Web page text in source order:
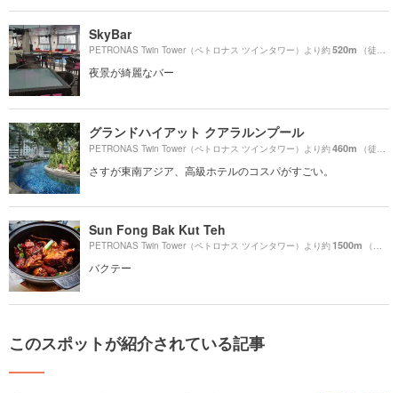
SkyBar
PETRONAS Twin Tower（ペトロナス ツインタワー）より約520m （徒歩9分）
夜景が綺麗なバー
グランドハイアット クアラルンプール
PETRONAS Twin Tower（ペトロナス ツインタワー）より約460m （徒歩8分）
さすが東南アジア、高級ホテルのコスパがすごい。
Sun Fong Bak Kut Teh
PETRONAS Twin Tower（ペトロナス ツインタワー）より約1500m （徒歩25分）
バクテー
このスポットが紹介されている記事